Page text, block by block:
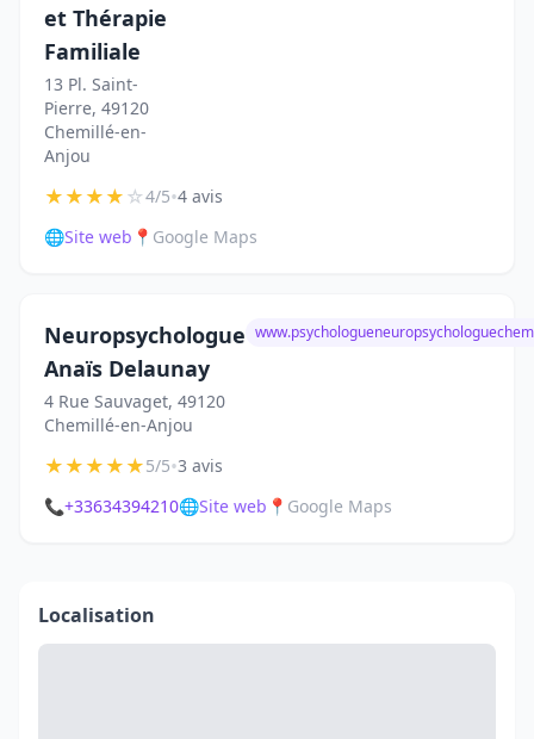
et Thérapie
Familiale
13 Pl. Saint-
Pierre, 49120
Chemillé-en-
Anjou
★★★★☆4/5•4 avis
🌐Site web 📍 Google Maps
Neuropsychologue
Anaïs Delaunay
4 Rue Sauvaget, 49120
Chemillé-en-Anjou
★★★★★5/5•3 avis
📞+33634394210🌐Site web 📍 Google Maps
Localisation